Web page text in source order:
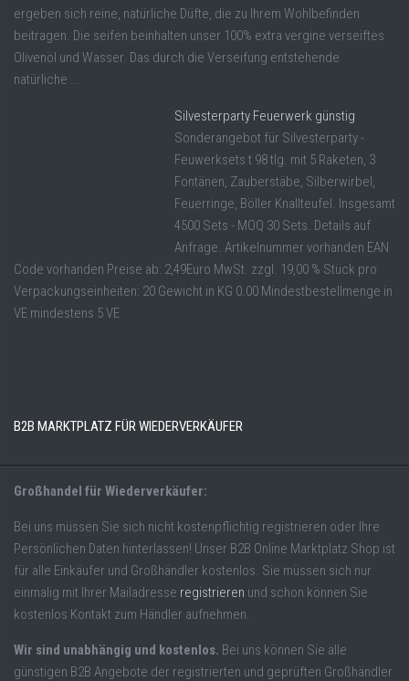
ergeben sich reine, natürliche Düfte, die zu Ihrem Wohlbefinden
beitragen. Die seifen beinhalten unser 100% extra vergine verseiftes
Olivenöl und Wasser. Das durch die Verseifung entstehende
natürliche ...
Silvesterparty Feuerwerk günstig
Sonderangebot für Silvesterparty -
Feuwerksets t 98 tlg. mit 5 Raketen, 3
Fontänen, Zauberstäbe, Silberwirbel,
Feuerringe, Böller Knallteufel. Insgesamt
4500 Sets - MOQ 30 Sets. Details auf
Anfrage. Artikelnummer vorhanden EAN
Code vorhanden Preise ab: 2,49Euro MwSt. zzgl. 19,00 % Stück pro
Verpackungseinheiten: 20 Gewicht in KG 0.00 Mindestbestellmenge in
VE mindestens 5 VE
B2B MARKTPLATZ FÜR WIEDERVERKÄUFER
Großhandel für Wiederverkäufer:
Bei uns müssen Sie sich nicht kostenpflichtig registrieren oder Ihre
Persönlichen Daten hinterlassen! Unser B2B Online Marktplatz Shop ist
für alle Einkäufer und Großhändler kostenlos. Sie müssen sich nur
einmalig mit Ihrer Mailadresse registrieren und schon können Sie
kostenlos Kontakt zum Händler aufnehmen.
Wir sind unabhängig und kostenlos. Bei uns können Sie alle
günstigen B2B Angebote der registrierten und geprüften Großhändler